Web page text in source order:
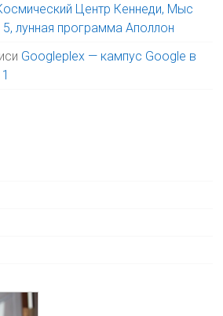
Центр Кеннеди, Мыс
лунная программа Аполлон
Googleplex — кампус Google в